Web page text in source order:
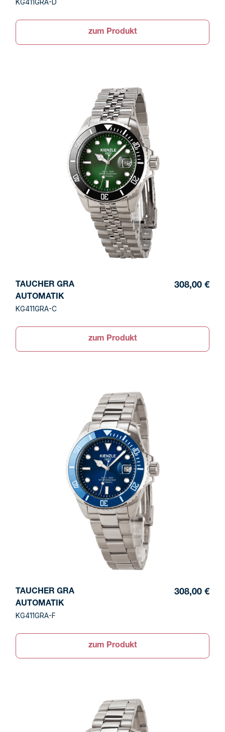
zum Produkt
TAUCHER GRA
AUTOMATIK
KG411GRA-C
308,00 €
zum Produkt
TAUCHER GRA
AUTOMATIK
KG411GRA-F
308,00 €
zum Produkt